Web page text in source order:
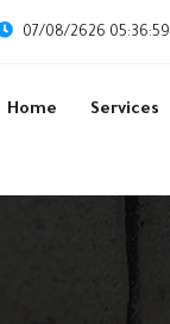
07/08/2626 05:36:59
Home Services